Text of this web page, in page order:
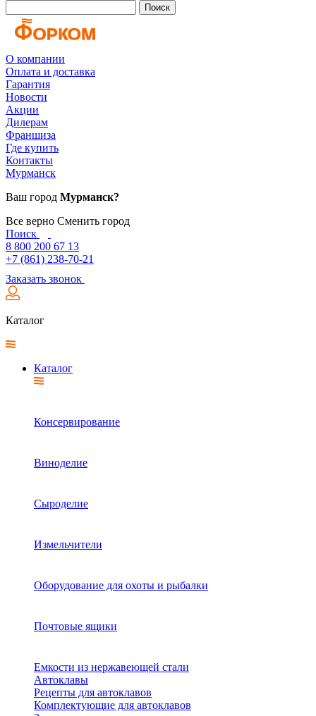
Поиск
О компании
Оплата и доставка
Гарантия
Новости
Акции
Дилерам
Франшиза
Где купить
Контакты
Мурманск
Ваш город Мурманск?
Все верно Сменить город
Поиск
8 800 200 67 13
+7 (861) 238-70-21
Заказать звонок
Каталог
Каталог
Консервирование
Виноделие
Сыроделие
Измельчители
Оборудование для охоты и рыбалки
Почтовые ящики
Емкости из нержавеющей стали
Автоклавы
Рецепты для автоклавов
Комплектующие для автоклавов